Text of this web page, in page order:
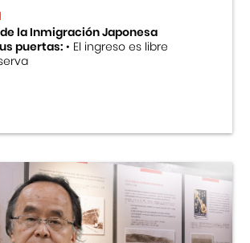
de la Inmigración Japonesa
puertas:• El ingreso es libre